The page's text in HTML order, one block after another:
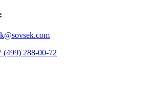
(499) 288-00-72